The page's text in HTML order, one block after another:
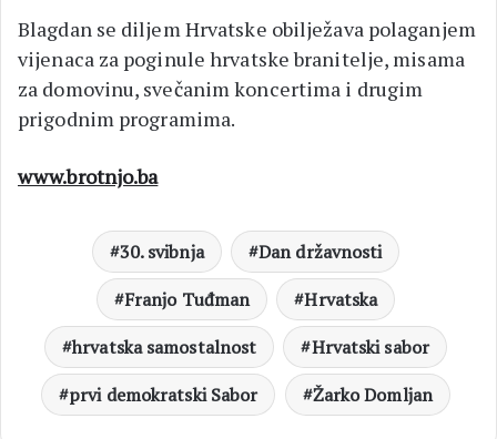
Blagdan se diljem Hrvatske obilježava polaganjem
vijenaca za poginule hrvatske branitelje, misama
za domovinu, svečanim koncertima i drugim
prigodnim programima.
www.brotnjo.ba
30. svibnja
Dan državnosti
Franjo Tuđman
Hrvatska
hrvatska samostalnost
Hrvatski sabor
prvi demokratski Sabor
Žarko Domljan